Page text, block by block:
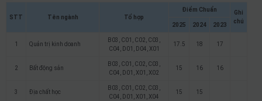
STT Tên ngành Tổ hợp
Điểm Chuẩn
Ghi
chú
2025 2024 2023
1 Quản trị kinh doanh
B03, C01, C02, C03,
C04, D01, D04, X01
17.5 18 17
2 Bất động sản
B03, C01, C02, C03,
C04, D01, X01, X02
15 16 16
3 Địa chất học
B03, C01, C02, C03,
C04, D01, X01, X04
15 15